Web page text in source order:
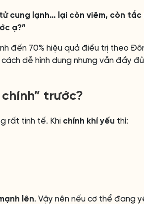
cung lạnh… lại còn viêm, còn tắc
ạ?”
đến 70% hiệu quả điều trị theo
dễ hình dung nhưng vẫn đầy
trước?
rất tinh tế. Khi chính khí yếu thì:
lên. Vậy nên nếu cơ thể đang